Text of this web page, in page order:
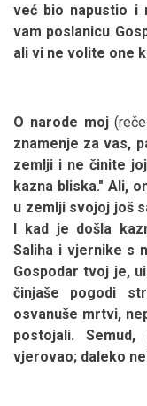
već bio napustio i
vam poslanicu
ali vi ne volite one
O narode moj
znamenje za vas,
zemlji i ne činite
kazna bliska." Ali,
u zemlji svojoj još
I kad je došla
Saliha i vjernike s
Gospodar tvoj je,
činjaše pogodi
osvanuše mrtvi,
postojali.
vjerovao; daleko